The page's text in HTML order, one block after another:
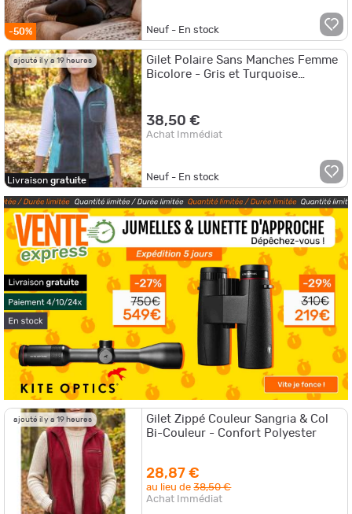
-50% Neuf - En stock
ajouté il y a 19 heures
Livraison gratuite
Gilet Polaire Sans Manches Femme
Bicolore - Gris et Turquoise
38,50 €
Achat Immédiat
Neuf - En stock
ajouté il y a 19 heures
Gilet Zippé Couleur Sangria & Col
Bi-Couleur - Confort Polyester
28,87 €
au lieu de38,50 €
Achat Immédiat